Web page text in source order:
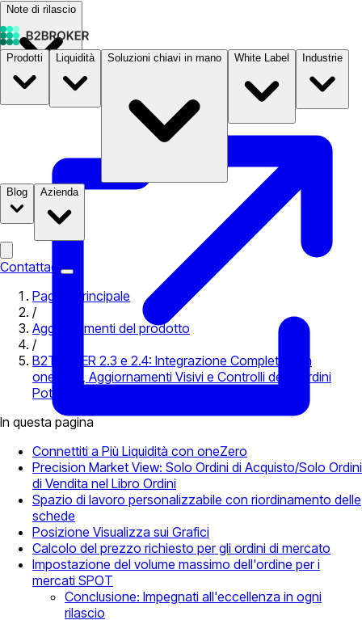
Note di rilascio
PrezziB2STORE
Prodotti Liquidità Soluzioni chiavi in mano White Label Industrie
Blog Azienda
Contattaci
Pagina principale
/
Aggiornamenti del prodotto
/
B2TRADER 2.3 e 2.4: Integrazione Completa con
oneZero, Aggiornamenti Visivi e Controlli degli Ordini
Potenziati
In questa pagina
Connettiti a Più Liquidità con oneZero
Precision Market View: Solo Ordini di Acquisto/Solo Ordini
di Vendita nel Libro Ordini
Spazio di lavoro personalizzabile con riordinamento delle
schede
Posizione Visualizza sui Grafici
Calcolo del prezzo richiesto per gli ordini di mercato
Impostazione del volume massimo dell'ordine per i
mercati SPOT
Conclusione: Impegnati all'eccellenza in ogni
rilascio